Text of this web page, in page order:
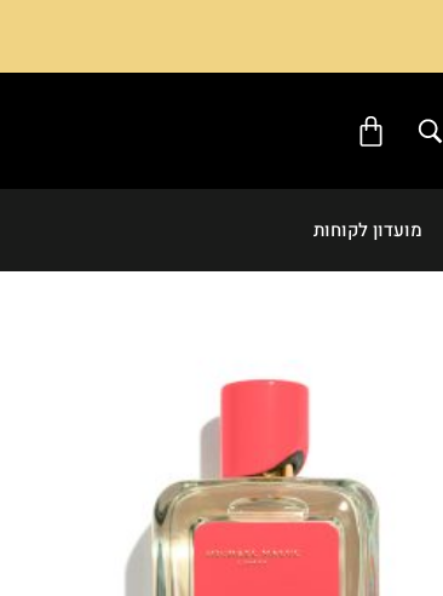
מועדון לקוחות